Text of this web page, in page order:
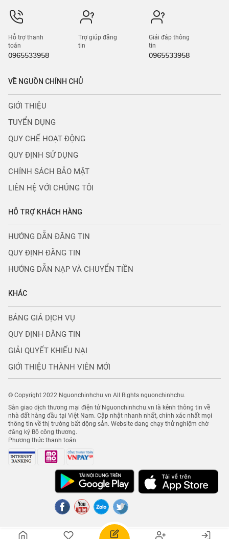
Hỗ trợ thanh
toán
0965533958
Trợ giúp đăng
tin
Giải đáp thông
tin
0965533958
VỀ NGUỒN CHÍNH CHỦ
GIỚI THIỆU
TUYỂN DỤNG
QUY CHẾ HOẠT ĐỘNG
QUY ĐỊNH SỬ DỤNG
CHÍNH SÁCH BẢO MẬT
LIÊN HỆ VỚI CHÚNG TÔI
HỖ TRỢ KHÁCH HÀNG
HƯỚNG DẪN ĐĂNG TIN
QUY ĐỊNH ĐĂNG TIN
HƯỚNG DẪN NẠP VÀ CHUYỂN TIỀN
KHÁC
BẢNG GIÁ DỊCH VỤ
QUY ĐỊNH ĐĂNG TIN
GIẢI QUYẾT KHIẾU NẠI
GIỚI THIỆU THÀNH VIÊN MỚI
© Copyright 2022 Nguonchinhchu.vn All Rights nguonchinhchu.
Sàn giao dịch thương mại điện tử Nguonchinhchu.vn là kênh thông tin về
nhà đất hàng đầu tại Việt Nam. Cập nhật nhanh nhất, chính xác nhất mọi
thông tin về thị trường bất động sản. Website đang chạy thử nghiệm chờ
đăng ký Bộ công thương.
Phương thức thanh toán